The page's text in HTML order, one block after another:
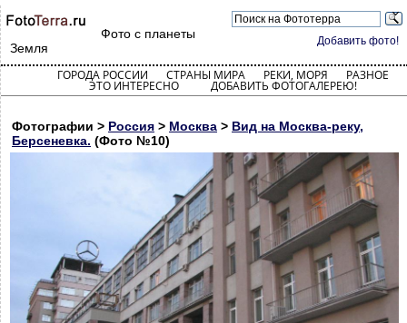
Добавить фото!
Фото с планеты
Земля
ГОРОДА РОССИИ СТРАНЫ МИРА РЕКИ, МОРЯ РАЗНОЕ
ЭТО ИНТЕРЕСНО ДОБАВИТЬ ФОТОГАЛЕРЕЮ!
Фотографии > Россия > Москва > Вид на Москва-реку,
Берсеневка. (Фото №10)